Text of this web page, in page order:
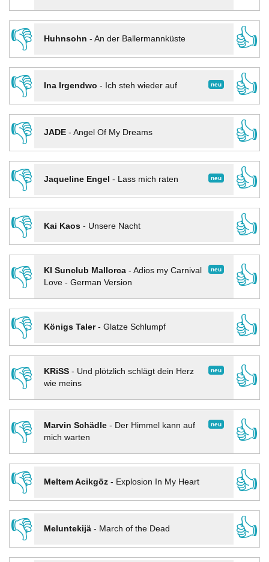
👎
Huhnsohn - An der Ballermannküste
👍
👎
neu
Ina Irgendwo - Ich steh wieder auf
👍
👎
JADE- Angel Of My Dreams
👍
👎
neu
Jaqueline Engel - Lass mich raten
👍
👎
Kai Kaos- Unsere Nacht
👍
👎
neu
KI Sunclub Mallorca- Adios my Carnival
Love - German Version
👍
👎
Königs Taler- Glatze Schlumpf
👍
👎
neu
KRiSS- Und plötzlich schlägt dein Herz
wie meins
👍
👎 neu
Marvin Schädle- Der Himmel kann auf
mich warten
👍
👎
Meltem Acikgöz- Explosion In My Heart
👍
👎
Meluntekijä- March of the Dead
👍